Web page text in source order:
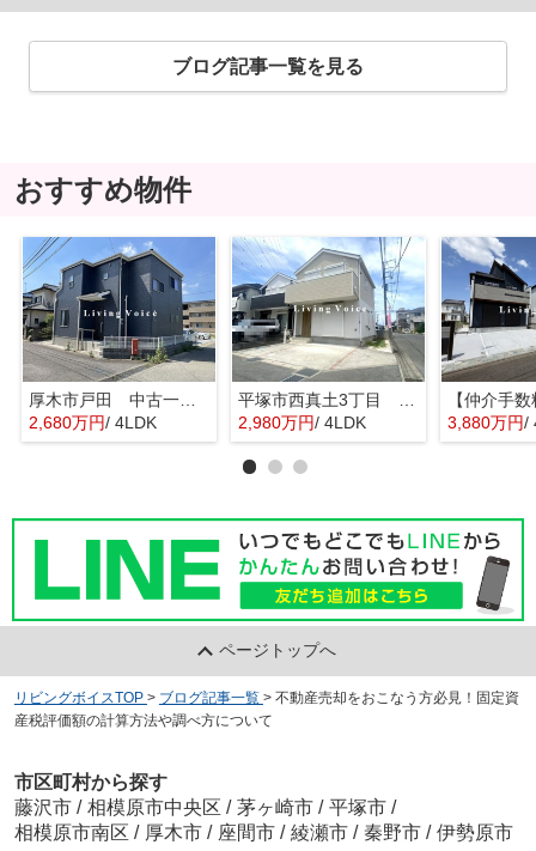
ブログ記事一覧を見る
おすすめ物件
厚木市戸田 中古一戸建て
2,680万円/ 4LDK
2,980万円/ 4LDK 3,880万円/
ページトップへ
リビングボイスTOP > ブログ記事一覧 > 不動産売却をおこなう方必見！固定資
産税評価額の計算方法や調べ方について
市区町村から探す
藤沢市 / 相模原市中央区 / 茅ヶ崎市 / 平塚市 /
相模原市南区 / 厚木市 / 座間市 / 綾瀬市 / 秦野市 / 伊勢原市